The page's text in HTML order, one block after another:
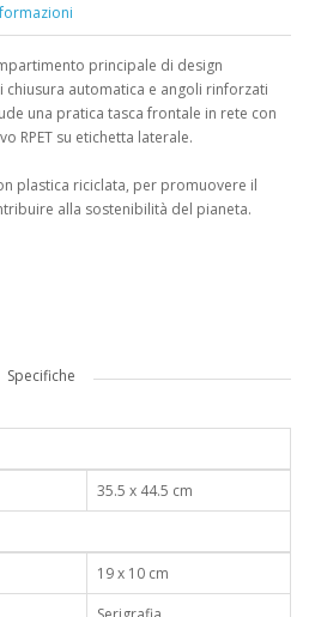
principale di design
automatica e angoli rinforzati
una pratica tasca frontale in rete con
RPET su etichetta laterale.
plastica riciclata, per promuovere il
alla sostenibilità del pianeta.
Specifiche
35.5 x 44.5 cm
19 x 10 cm